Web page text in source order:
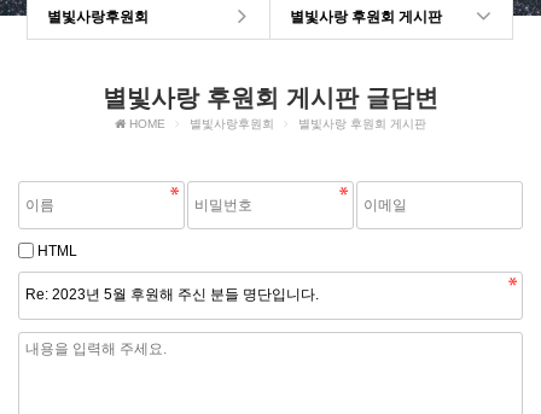
별빛사랑후원회 별빛사랑 후원회 게시판
별빛사랑 후원회 게시판 글답변
HOME 별빛사랑후원회 별빛사랑 후원회 게시판
HTML